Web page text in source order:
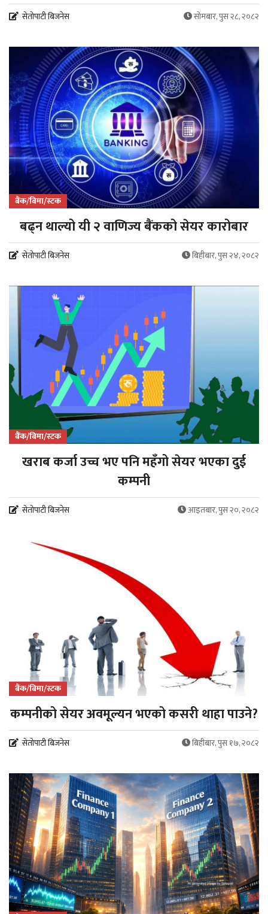
सेतोपाटी बिजनेस सोमबार, पुस २८, २०८२
बैंक/बिमा/स्टक
बढ्न थाल्यो यी २ वाणिज्य बैंकको सेयर कारोबार
सेतोपाटी बिजनेस बिहीबार, पुस २४, २०८२
बैंक/बिमा/स्टक
खराब कर्जा उच्च भए पनि महँगो सेयर भएका दुई
कम्पनी
सेतोपाटी बिजनेस आइतबार, पुस २०, २०८२
बैंक/बिमा/स्टक
कम्पनीको सेयर अवमूल्यन भएको कसरी थाहा पाउने?
सेतोपाटी बिजनेस बिहीबार, पुस १७, २०८२